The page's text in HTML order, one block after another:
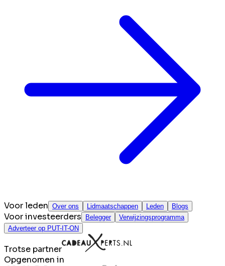
Voor leden Over ons Lidmaatschappen Leden Blogs
Voor investeerders Belegger
Verwijzingsprogramma
Adverteer op PUT-IT-ON
Trotse partner
Opgenomen in